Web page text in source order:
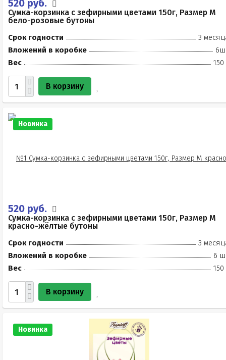
520 руб.
Сумка-корзинка с зефирными цветами 150г, Размер М
бело-розовые бутоны
Срок годности
3
Вложений в коробке
Вес
150
В корзину
Новинка
520 руб.
Сумка-корзинка с зефирными цветами 150г, Размер М
красно-жёлтые бутоны
Срок годности
3
Вложений в коробке
6
Вес
150
В корзину
Новинка